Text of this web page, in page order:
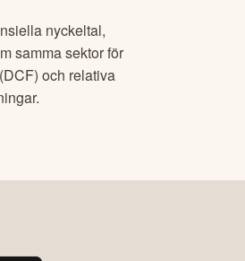
nyckeltal,
samma sektor för
och relativa